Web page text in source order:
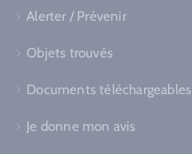
Alerter / Prévenir
Objets trouvés
Documents téléchargeables
Je donne mon avis